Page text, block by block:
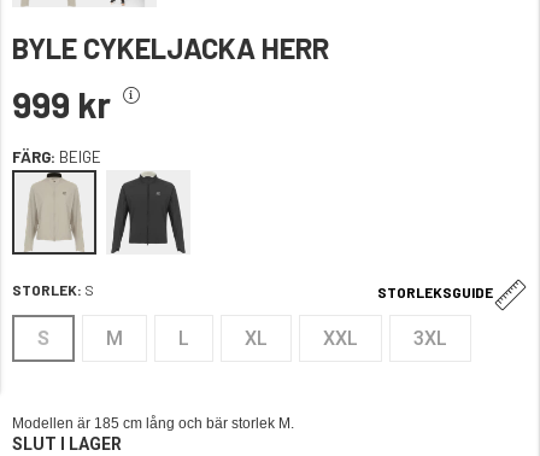
BYLE CYKELJACKA HERR
999 kr
FÄRG: BEIGE
STORLEK: S STORLEKSGUIDE
S M L XL XXL 3XL
Modellen är 185 cm lång och bär storlek M.
SLUT I LAGER